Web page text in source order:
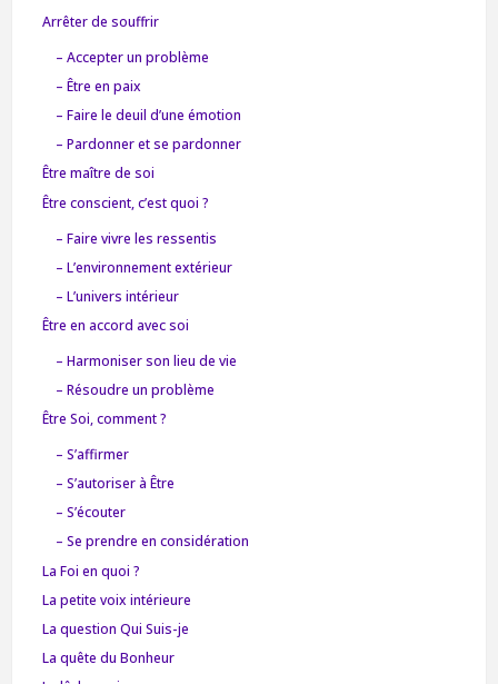
Arrêter de souffrir
– Accepter un problème
– Être en paix
– Faire le deuil d’une émotion
– Pardonner et se pardonner
Être maître de soi
Être conscient, c’est quoi ?
– Faire vivre les ressentis
– L’environnement extérieur
– L’univers intérieur
Être en accord avec soi
– Harmoniser son lieu de vie
– Résoudre un problème
Être Soi, comment ?
– S’affirmer
– S’autoriser à Être
– S’écouter
– Se prendre en considération
La Foi en quoi ?
La petite voix intérieure
La question Qui Suis-je
La quête du Bonheur